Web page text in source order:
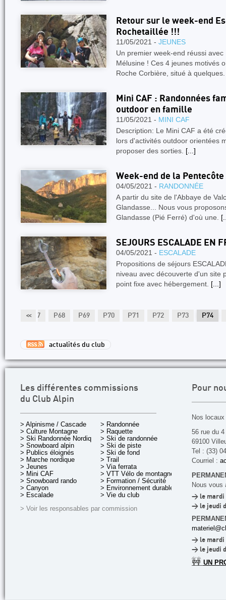
Retour sur le week-end
Rochetaillée !!!
11/05/2021 - JEUNES
Un premier week-end réussi
Mélusine ! Ces 4 jeunes motivés
Roche Corbière, situé à
Mini CAF : Randonnées
outdoor en famille
11/05/2021 - MINI CAF
Description: Le Mini CAF a été
lors d'activités outdoor orientées
proposer des sorties. [...]
Week-end de la
04/05/2021 - RANDONNÉE
A partir du site de l'Abbaye de
Glandasse... Nous vous
Glandasse (Pié Ferré) d'où une.
SEJOURS ESCALADE EN
04/05/2021 - ESCALADE
Propositions de séjours
niveau avec découverte d'un site
point fixe avec hébergement. [...]
<<P67 P68 P69 P70 P71 P72 P73 P74
actualités du club
Les différentes commissions
du Club Alpin
> Alpinisme / Cascade
> Culture Montagne
> Ski Randonnée Nordique
> Snowboard alpin
> Publics éloignés
> Marche nordique
> Jeunes
> Mini CAF
> Snowboard rando
> Canyon
> Escalade
> Randonnée
> Raquette
> Ski de randonnée
> Ski de piste
> Ski de fond
> Trail
> Via ferrata
> VTT Vélo de montagne
> Formation / Sécurité
> Environnement durable
> Vie du club
> Voir les responsables par commission
Pour
Nos
56 rue du
69100
Tel : (33)
Courriel :
Nous vous
> le mardi
> le jeudi
> le mardi
> le jeudi
🚧 UN